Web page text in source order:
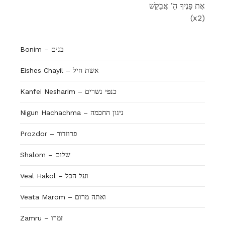
אֶת פָּנֶיךָ הַ’ אֲבַקֵשׁ
(x2)
Bonim – בנים
Eishes Chayil – אשת חיל
Kanfei Nesharim – כנפי נשרים
Nigun Hachachma – ניגון החכמה
Prozdor – פרוזדור
Shalom – שלום
Veal Hakol – ועל הכל
Veata Marom – ואתה מרום
Zamru – זמרו